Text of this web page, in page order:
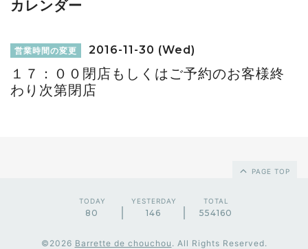
カレンダー
営業時間の変更 2016-11-30 (Wed)
１７：００閉店もしくはご予約のお客様終
わり次第閉店
PAGE TOP
TODAY
80
YESTERDAY
146
TOTAL
554160
©2026 Barrette de chouchou . All Rights Reserved.